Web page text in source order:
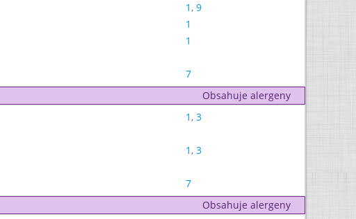
1, 9
1
1
7
Obsahuje alergeny
1, 3
1, 3
7
Obsahuje alergeny